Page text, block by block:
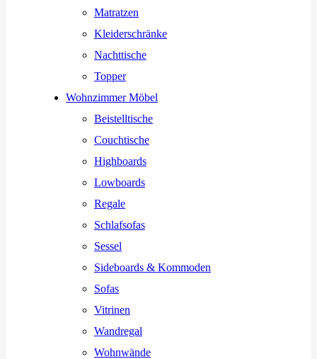
Matratzen
Kleiderschränke
Nachttische
Topper
Wohnzimmer Möbel
Beistelltische
Couchtische
Highboards
Lowboards
Regale
Schlafsofas
Sessel
Sideboards & Kommoden
Sofas
Vitrinen
Wandregal
Wohnwände